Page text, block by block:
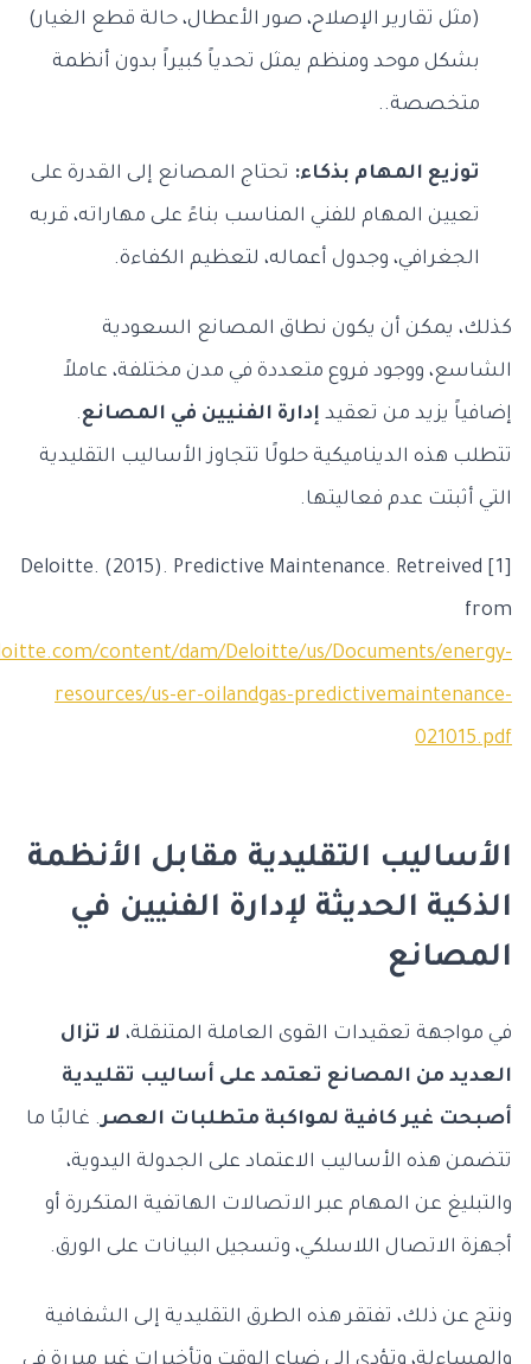
(مثل تقارير الإصلاح، صور الأعطال، حالة قطع الغيار)
بشكل موحد ومنظم يمثل تحدياً كبيراً بدون أنظمة
متخصصة..
توزيع المهام بذكاء: تحتاج المصانع إلى القدرة على
تعيين المهام للفني المناسب بناءً على مهاراته، قربه
الجغرافي، وجدول أعماله، لتعظيم الكفاءة.
كذلك، يمكن أن يكون نطاق المصانع السعودية
الشاسع، ووجود فروع متعددة في مدن مختلفة، عاملاً
إضافياً يزيد من تعقيد إدارة الفنيين في المصانع.
تتطلب هذه الديناميكية حلولًا تتجاوز الأساليب التقليدية
التي أثبتت عدم فعاليتها.
[1] Deloitte. (2015). Predictive Maintenance. Retreived
from
content/dam/Deloitte/us/Documents/energy-
resources/us-er-oilandgas-predictivemaintenance-
021015.pdf
الأساليب التقليدية مقابل الأنظمة
الذكية الحديثة لإدارة الفنيين في
المصانع
في مواجهة تعقيدات القوى العاملة المتنقلة، لا تزال
العديد من المصانع تعتمد على أساليب تقليدية
أصبحت غير كافية لمواكبة متطلبات العصر. غالبًا ما
تتضمن هذه الأساليب الاعتماد على الجدولة اليدوية،
والتبليغ عن المهام عبر الاتصالات الهاتفية المتكررة أو
أجهزة الاتصال اللاسلكي، وتسجيل البيانات على الورق.
ونتج عن ذلك، تفتقر هذه الطرق التقليدية إلى الشفافية